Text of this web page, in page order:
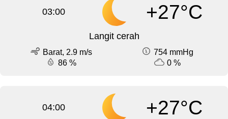
03:00 +27°C
Langit cerah
Barat, 2.9 m/s
754 mmHg
86 %
0 %
04:00 +27°C